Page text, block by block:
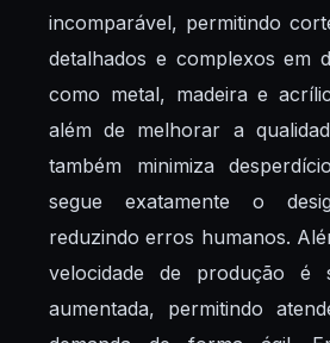
incomparável, permitindo
detalhados e complexos em
como metal, madeira e
além de melhorar a
também minimiza
segue exatamente o
reduzindo erros humanos.
velocidade de produção é
aumentada, permitindo